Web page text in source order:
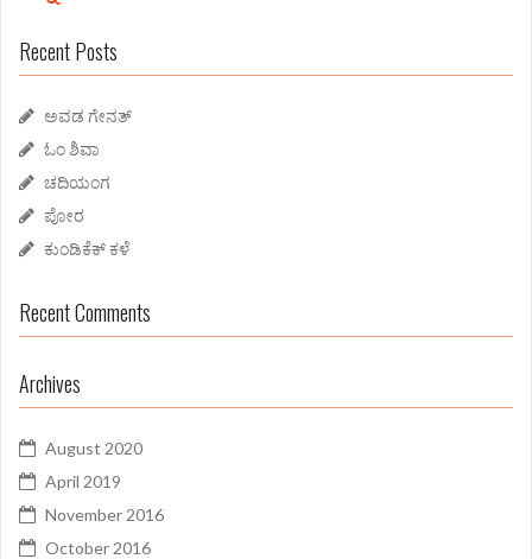
o
r
Recent Posts
ಅವಡ ಗೇನತ್
ಓಂ ಶಿವಾ
ಚದಿಯಂಗ
ಪೋರ
ಕುಂಡಿಕೆಕ್ ಕಳೆ
Recent Comments
Archives
August 2020
April 2019
November 2016
October 2016